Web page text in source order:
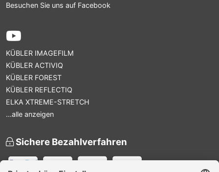
Besuchen Sie uns auf Facebook
KÜBLER IMAGEFILM
KÜBLER ACTIVIQ
KÜBLER FOREST
KÜBLER REFLECTIQ
ELKA XTREME-STRETCH
...alle anzeigen
Sichere Bezahlverfahren